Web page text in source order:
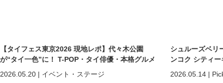
【タイフェス東京2026 現地レポ】代々木公園
が“タイ一色”に！ T-POP・タイ俳優・本格グルメ
2026.05.20 | イベント・ステージ
シュルーズベリ
ンコク シティ
2026.05.14 |